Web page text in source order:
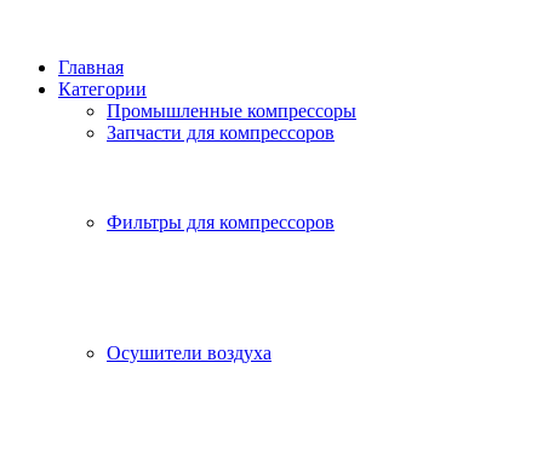
Главная
Категории
Промышленные компрессоры
Запчасти для компрессоров
Фильтры для компрессоров
Осушители воздуха